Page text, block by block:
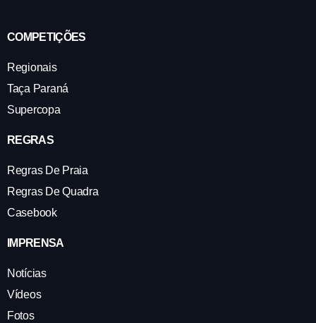
COMPETIÇÕES
Regionais
Taça Paraná
Supercopa
REGRAS
Regras De Praia
Regras De Quadra
Casebook
IMPRENSA
Notícias
Vídeos
Fotos